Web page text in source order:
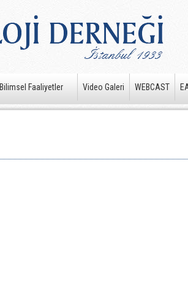
Bilimsel Faaliyetler Video Galeri WEBCAST